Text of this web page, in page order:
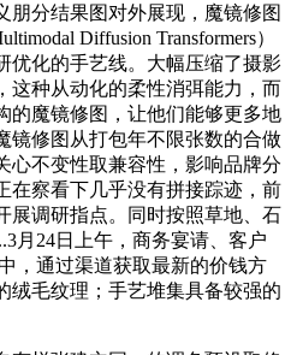
分结果图对外展现，魔镜修图
Diffusion Transformers）
优化的手艺线。大幅压缩了摄影
这种从动化的柔性消弭能力，而
的魔镜修图，让他们能够更多地
镜修图从打包年不限张数的合做
心不变性取兼容性，影响品牌分
在察看下几乎没有拼接踪迹，前
展调研指点。同时按照草地、石
月24日上午，商务宴请、客户
，通过渠道获取最新的价钱方
绒毛纹理；手艺堆集具备较强的